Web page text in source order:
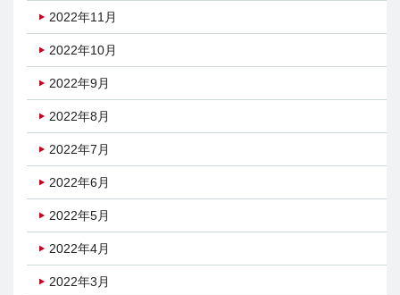
2022年11月
2022年10月
2022年9月
2022年8月
2022年7月
2022年6月
2022年5月
2022年4月
2022年3月